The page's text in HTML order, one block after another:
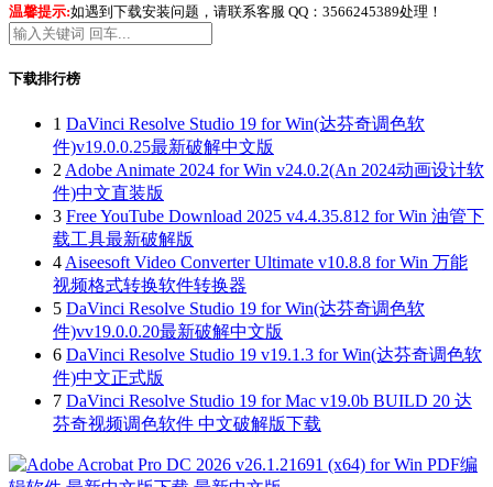
温馨提示:如遇到下载安装问题，请联系客服 QQ：3566245389处理！
下载排行榜
1 DaVinci Resolve Studio 19 for Win(达芬奇调色软
件)v19.0.0.25最新破解中文版
2Adobe Animate 2024 for Win v24.0.2(An 2024动画设计软
件)中文直装版
3 Free YouTube Download 2025 v4.4.35.812 for Win 油管下
载工具最新破解版
4Aiseesoft Video Converter Ultimate v10.8.8 for Win 万能
视频格式转换软件转换器
5 DaVinci Resolve Studio 19 for Win(达芬奇调色软
件)vv19.0.0.20最新破解中文版
6 DaVinci Resolve Studio 19 v19.1.3 for Win(达芬奇调色软
件)中文正式版
7 DaVinci Resolve Studio 19 for Mac v19.0b BUILD 20 达
芬奇视频调色软件 中文破解版下载